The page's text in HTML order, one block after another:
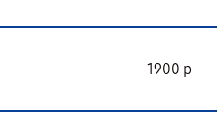
1900 р